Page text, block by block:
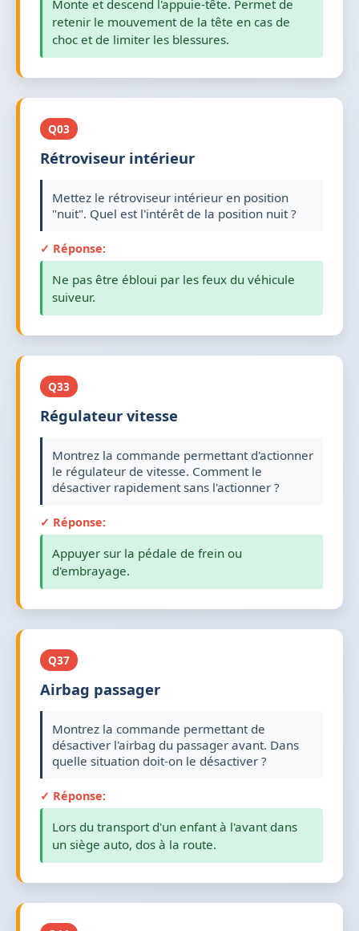
Monte et descend l'appuie-tête. Permet de
retenir le mouvement de la tête en cas de
choc et de limiter les blessures.
Q03
Rétroviseur intérieur
Mettez le rétroviseur intérieur en position
"nuit". Quel est l'intérêt de la position nuit ?
✓ Réponse:
Ne pas être ébloui par les feux du véhicule
suiveur.
Q33
Régulateur vitesse
Montrez la commande permettant d'actionner
le régulateur de vitesse. Comment le
désactiver rapidement sans l'actionner ?
✓ Réponse:
Appuyer sur la pédale de frein ou
d'embrayage.
Q37
Airbag passager
Montrez la commande permettant de
désactiver l'airbag du passager avant. Dans
quelle situation doit-on le désactiver ?
✓ Réponse:
Lors du transport d'un enfant à l'avant dans
un siège auto, dos à la route.